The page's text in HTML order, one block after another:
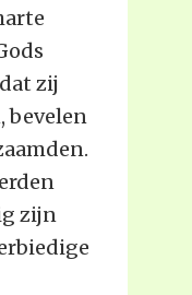
zij
bevelen
zijn